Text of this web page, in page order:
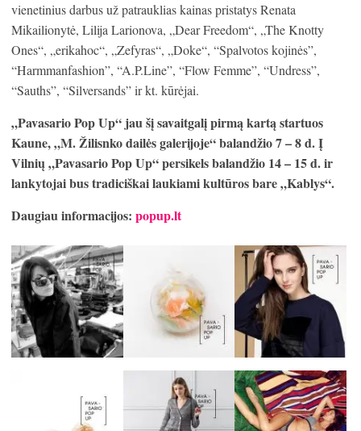
vienetinius darbus už patrauklias kainas pristatys Renata
Mikailionytė, Lilija Larionova, „Dear Freedom“, „The Knotty
Ones“, „erikahoc“, „Zefyras“, „Doke“, “Spalvotos kojinės”,
“Harmmanfashion”, “A.P.Line”, “Flow Femme”, “Undress”,
“Sauths”, “Silversands” ir kt. kūrėjai.
„Pavasario Pop Up“ jau šį savaitgalį pirmą kartą startuos
Kaune,„M. Žilisnko dailės galerijoje“ balandžio7 – 8 d. Į
Vilnių „Pavasario Pop Up“ persikels balandžio 14 – 15 d. ir
lankytojai bus tradiciškai laukiami kultūros bare „Kablys“.
Daugiau informacijos: popup.lt